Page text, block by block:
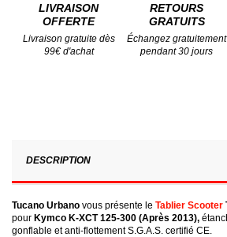
LIVRAISON
OFFERTE
Livraison gratuite dès
99€ d'achat
RETOURS
GRATUITS
Échangez gratuitement
pendant 30 jours
DESCRIPTION
Tucano Urbano vous présente le Tablier Scooter
pour Kymco K-XCT 125-300 (Après 2013),
gonflable et anti-flottement S.G.A.S. certifié CE.